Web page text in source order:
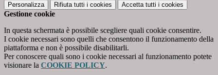
Personalizza Rifiuta tutti i cookies Accetta tutti i cookies
Gestione cookie
In questa schermata è possibile scegliere quali cookie consentire.
I cookie necessari sono quelli che consentono il funzionamento della
piattaforma e non è possibile disabilitarli.
Per conoscere quali sono i cookie necessari al funzionamento potete
visionare la COOKIE POLICY.